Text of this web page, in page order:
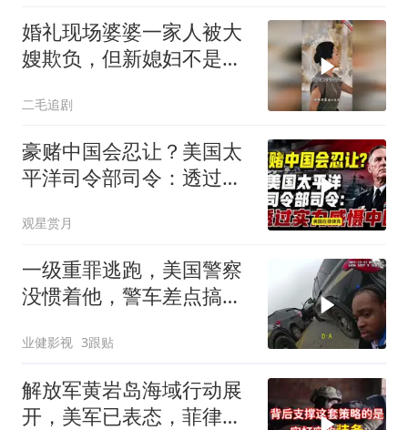
婚礼现场婆婆一家人被大
嫂欺负，但新媳妇不是好
二毛追剧
豪赌中国会忍让？美国太
平洋司令部司令：透过实
观星赏月
一级重罪逃跑，美国警察
没惯着他，警车差点搞报
业健影视 3跟贴
解放军黄岩岛海域行动展
开，美军已表态，菲律宾